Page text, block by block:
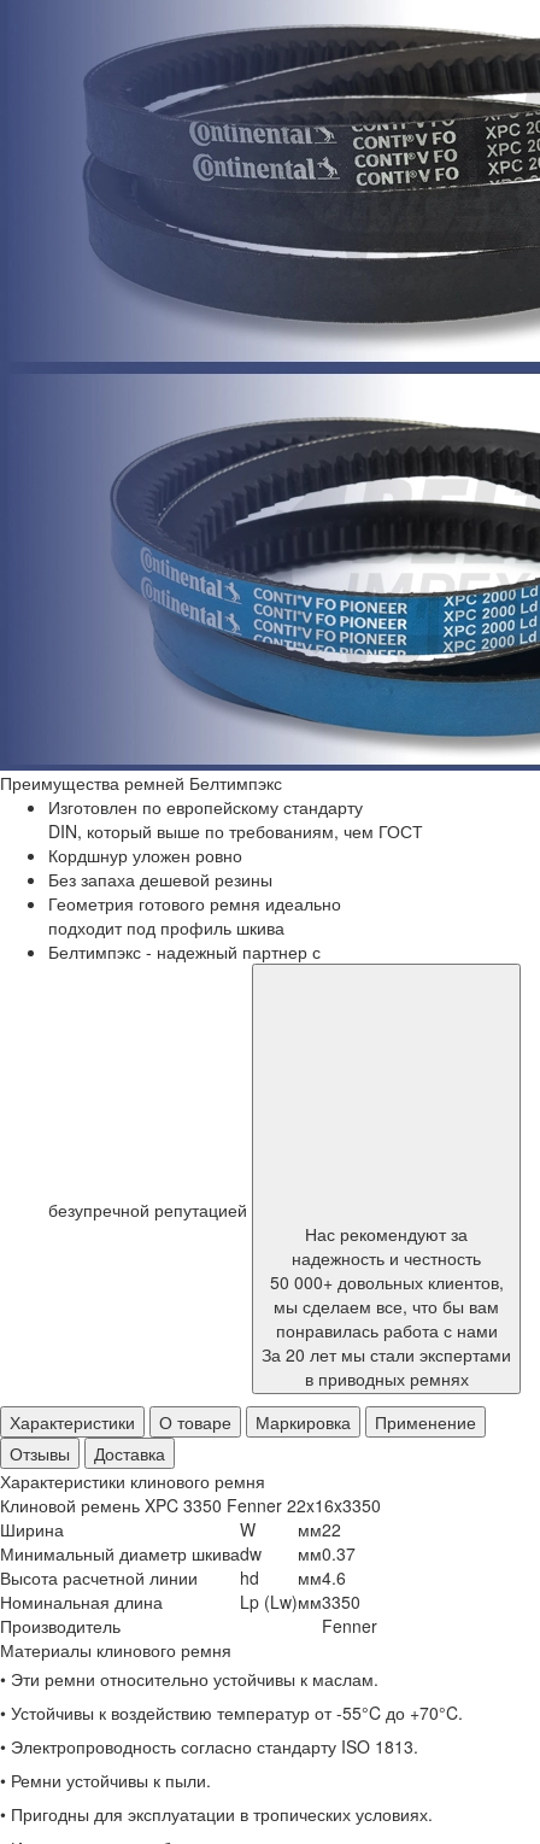
Преимущества ремней Белтимпэкс
Изготовлен по европейскому стандарту
DIN, который выше по требованиям, чем ГОСТ
Кордшнур уложен ровно
Без запаха дешевой резины
Геометрия готового ремня идеально
подходит под профиль шкива
Белтимпэкс - надежный партнер с
безупречной репутацией
Нас рекомендуют за
надежность и честность
50 000+ довольных клиентов,
мы сделаем все, что бы вам
понравилась работа с нами
За 20 лет мы стали экспертами
в приводных ремнях
Характеристики
О товаре Маркировка
Применение
Отзывы
Доставка
Характеристики клинового ремня
Клиновой ремень XPC 3350 Fenner 22x16x3350
Ширина
W мм22
Минимальный диаметр шкиваdw мм0.37
Высота расчетной линии
hd мм4.6
Номинальная длина
Lp (Lw)мм3350
Производитель
Fenner
Материалы клинового ремня
• Эти ремни относительно устойчивы к маслам.
• Устойчивы к воздействию температур от -55°C до +70°C.
• Электропроводность согласно стандарту ISO 1813.
• Ремни устойчивы к пыли.
• Пригодны для эксплуатации в тропических условиях.